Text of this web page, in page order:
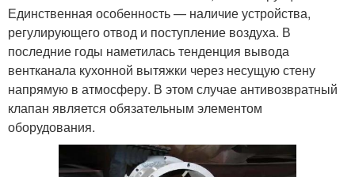
Единственная особенность — наличие устройства,
регулирующего отвод и поступление воздуха. В
последние годы наметилась тенденция вывода
вентканала кухонной вытяжки через несущую стену
напрямую в атмосферу. В этом случае антивозвратный
клапан является обязательным элементом
оборудования.